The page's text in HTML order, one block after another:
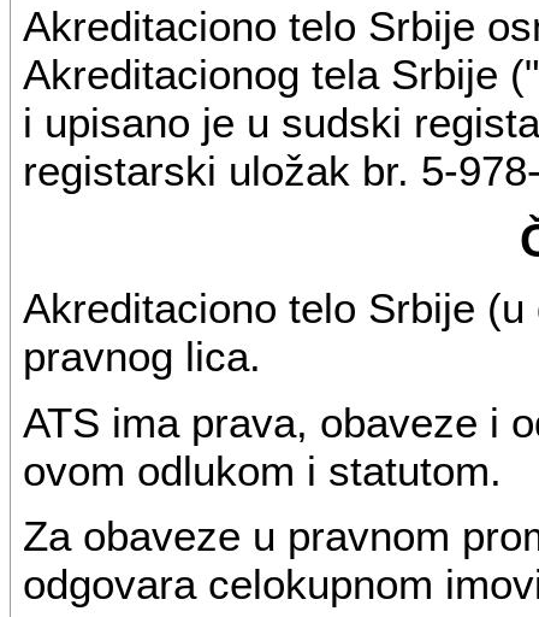
Akreditaciono telo Srbije
Akreditacionog tela Srbije
i upisano je u sudski
registarski uložak br. 5-
Akreditaciono telo Srbije
pravnog lica.
ATS ima prava, obaveze i
ovom odlukom i statutom.
Za obaveze u pravnom
odgovara celokupnom